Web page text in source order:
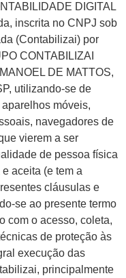
DIGITAL
inscrita no CNPJ sob
(Contabilizai) por
CONTABILIZAI
DE MATTOS,
utilizando-se de
móveis,
navegadores de
vierem a ser
de pessoa física
aceita (e tem a
cláusulas e
se ao presente termo
com o acesso, coleta,
de proteção às
execução das
principalmente